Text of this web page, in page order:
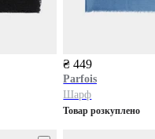
₴ 449
Parfois
Шарф
Товар розкуплено